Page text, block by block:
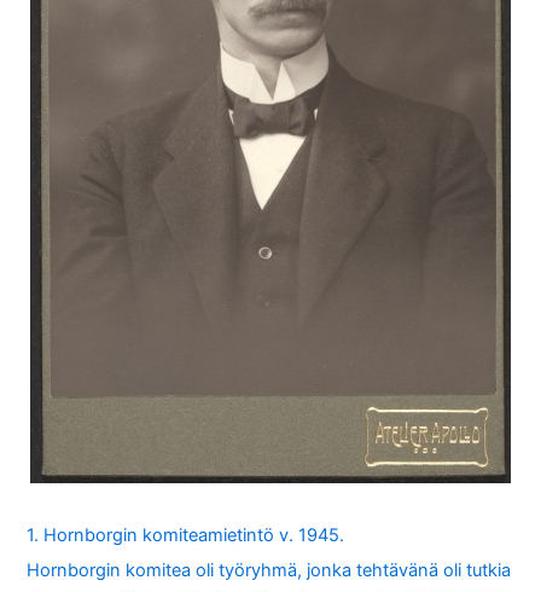
1. Hornborgin komiteamietintö v. 1945.
Hornborgin komitea oli työryhmä, jonka tehtävänä oli tutkia